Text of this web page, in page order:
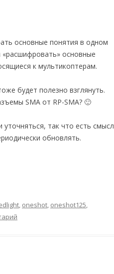
основные понятия в одном
основные
к мультикоптерам.
будет полезно взглянуть.
SMA от RP-SMA? 🙂
так что есть смысл
обновлять.
, oneshot, oneshot125,